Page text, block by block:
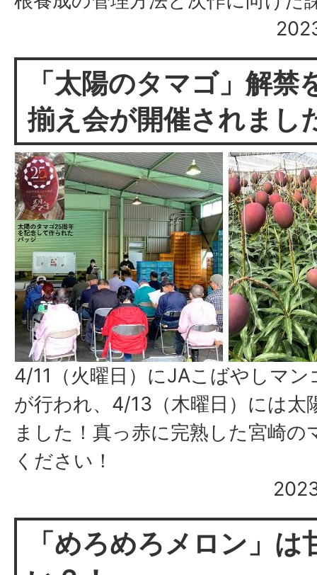
「太陽のタマゴ」解禁
揃え会が開催されまし
4/11（火曜日）にJAこばやしマン
が行われ、4/13（木曜日）には太
ました！真っ赤に完熟した宮崎の
ください！
「めろめろメロン」